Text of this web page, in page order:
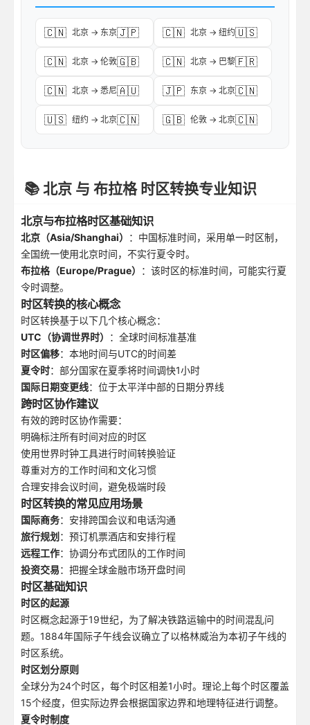
🇨🇳 北京 → 东京🇯🇵 🇨🇳 北京 → 纽约🇺🇸
🇨🇳 北京 → 伦敦🇬🇧 🇨🇳 北京 → 巴黎🇫🇷
🇨🇳 北京 → 悉尼🇦🇺 🇯🇵 东京 → 北京🇨🇳
🇺🇸 纽约 → 北京🇨🇳 🇬🇧 伦敦 → 北京🇨🇳
📚 北京 与 布拉格 时区转换专业知识
北京与布拉格时区基础知识
北京（Asia/Shanghai）
：中国标准时间，采用单一时区制，
全国统一使用北京时间，不实行夏令时。
布拉格（Europe/Prague）
：该时区的标准时间，可能实行夏
令时调整。
时区转换的核心概念
时区转换基于以下几个核心概念：
UTC（协调世界时）
：全球时间标准基准
时区偏移：本地时间与UTC的时间差
夏令时：部分国家在夏季将时间调快1小时
国际日期变更线：位于太平洋中部的日期分界线
跨时区协作建议
有效的跨时区协作需要：
明确标注所有时间对应的时区
使用世界时钟工具进行时间转换验证
尊重对方的工作时间和文化习惯
合理安排会议时间，避免极端时段
时区转换的常见应用场景
国际商务：安排跨国会议和电话沟通
旅行规划 ：预订机票酒店和安排行程
远程工作：协调分布式团队的工作时间
投资交易：把握全球金融市场开盘时间
时区基础知识
时区的起源
时区概念起源于19世纪，为了解决铁路运输中的时间混乱问
题。1884年国际子午线会议确立了以格林威治为本初子午线的
时区系统。
时区划分原则
全球分为24个时区，每个时区相差1小时。理论上每个时区覆盖
15个经度，但实际边界会根据国家边界和地理特征进行调整。
夏令时制度